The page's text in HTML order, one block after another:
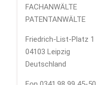
FACHANWÄLTE
PATENTANWÄLTE
Friedrich-List-Platz 1
04103 Leipzig
Deutschland